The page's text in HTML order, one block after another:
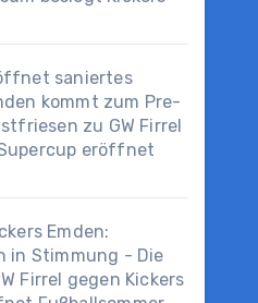
saniertes
kommt zum Pre-
zu GW Firrel
eröffnet
Emden:
in Stimmung - Die
Firrel gegen Kickers